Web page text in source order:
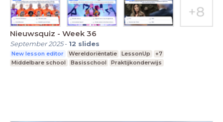
Nieuwsquiz - Week 36
September 2025- 12 slides
New lesson editor Wereldoriëntatie LessonUp
+7
Middelbare school
Basisschool Praktijkonderwijs